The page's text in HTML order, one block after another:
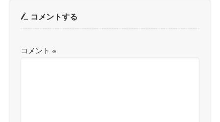
コメントする
コメント※